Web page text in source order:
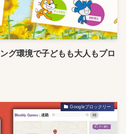
グ環境で子どもも大人もプロ
Googleブロックリー